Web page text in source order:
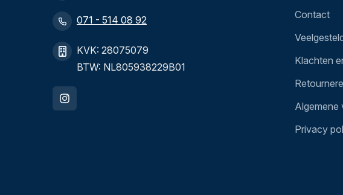
071 - 514 08 92
KVK: 28075079
BTW: NL805938229B01
Contact
Klachten
Algemene
Privacy